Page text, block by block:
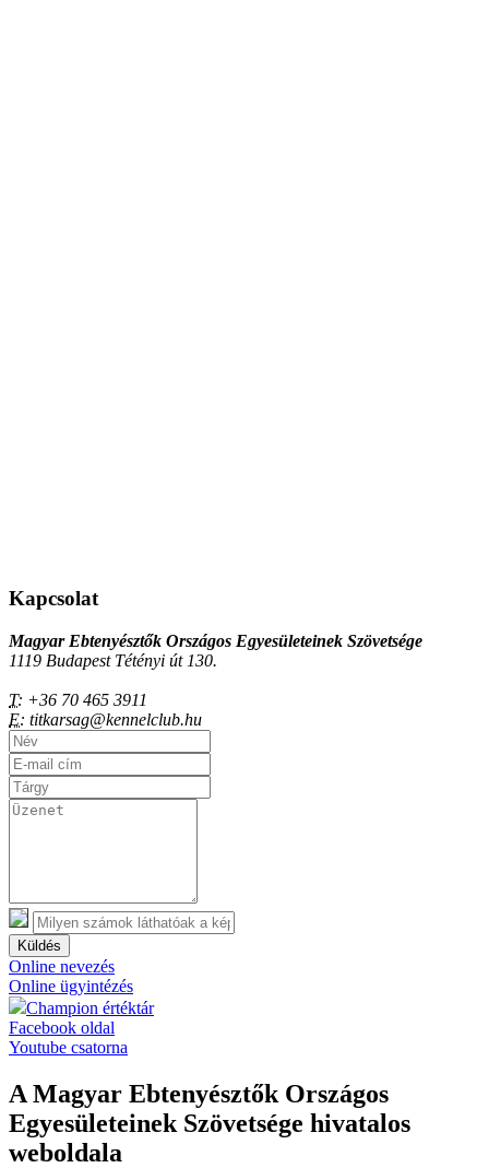
Kapcsolat
Magyar Ebtenyésztők Országos Egyesületeinek Szövetsége
1119 Budapest Tétényi út 130.
T: +36 70 465 3911
E: titkarsag@kennelclub.hu
Küldés
Online nevezés
Online ügyintézés
Champion értéktár
Facebook oldal
Youtube csatorna
A Magyar Ebtenyésztők Országos
Egyesületeinek Szövetsége hivatalos
weboldala